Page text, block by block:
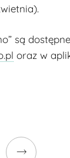
są
oraz w